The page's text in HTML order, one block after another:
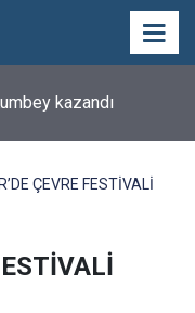
kazandı
ÇEVRE FESTİVALİ